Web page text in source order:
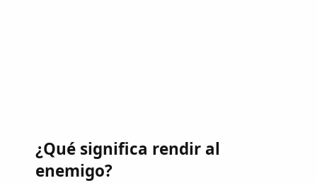
¿Qué significa rendir al
enemigo?